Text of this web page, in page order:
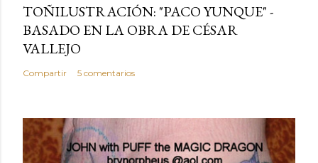
TOÑILUSTRACIÓN: "PACO YUNQUE" -
BASADO EN LA OBRA DE CÉSAR
VALLEJO
Compartir 5 comentarios